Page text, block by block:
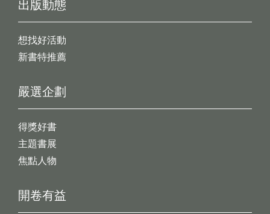
出版動態
想找好活動
新書特推薦
開卷有益
嚴選企劃
得獎好書
主題書展
焦點人物